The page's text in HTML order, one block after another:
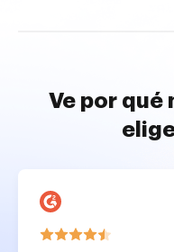
Ve por qué